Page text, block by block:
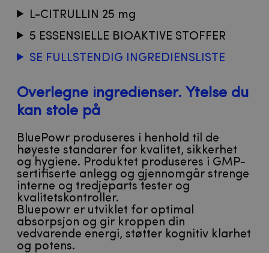
L-CITRULLIN 25 mg
5 ESSENSIELLE BIOAKTIVE STOFFER
SE FULLSTENDIG INGREDIENSLISTE
Overlegne ingredienser. Ytelse du
kan stole på
BluePowr produseres i henhold til de
høyeste standarer for kvalitet, sikkerhet
og hygiene. Produktet produseres i GMP-
sertifiserte anlegg og gjennomgår strenge
interne og tredjeparts tester og
kvalitetskontroller.​
Bluepowr er utviklet for optimal
absorpsjon og gir kroppen din
vedvarende energi, støtter kognitiv klarhet
og potens.​